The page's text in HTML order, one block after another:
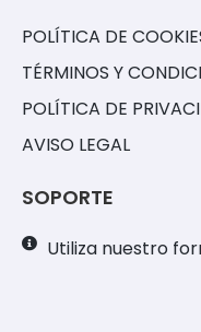
POLÍTICA DE
TÉRMINOS Y
POLÍTICA DE
AVISO LEGAL
SOPORTE
Utiliza nuestro